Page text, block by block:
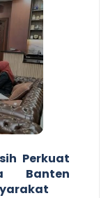
Perkuat
Banten